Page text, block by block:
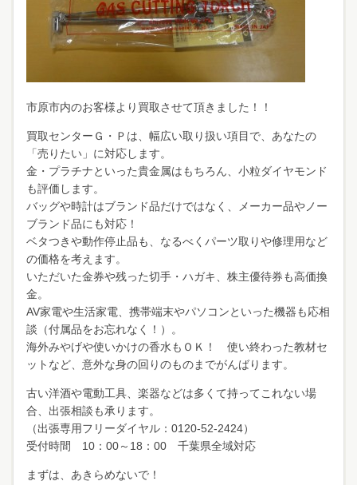
市原市内のお客様より買取させて頂きました！！
買取センターＧ・Ｐは、幅広い取り扱い項目で、あなたの
「売りたい」に対応します。
金・プラチナといった貴金属はもちろん、小粒ダイヤモンド
も評価します。
バッグや時計はブランド品だけではなく、メーカー品やノー
ブランド品にも対応！
ベタつきや動作停止品も、なるべくパーツ取りや修理用など
の価格を考えます。
いただいた金券や残った切手・ハガキ、株主優待券も高価換
金。
AV家電や生活家電、携帯端末やパソコンといった機器も応相
談（付属品をお忘れなく！）。
海外みやげや使いかけの香水もＯＫ！ 使い終わった教材セ
ットなど、意外な身の回りのものまでがんばります。
古い洋酒や電動工具、楽器などは多くて持ってこれない場
合、出張相談も承ります。
（出張専用フリーダイヤル：0120-52-2424）
受付時間 10：00～18：00 千葉県全域対応
まずは、あきらめないで！